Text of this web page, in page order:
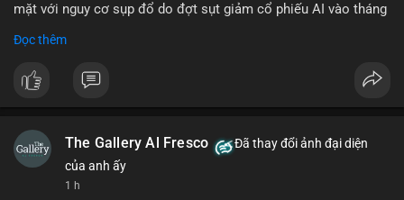
mặt với nguy cơ sụp đổ do đợt sụt giảm cổ phiếu AI vào tháng
• Sự trở lại này đánh dấu bước phục hồi đáng chú ý của quỹ
#cryptonews #investment #situationalawareness
$btc $eth
Đọc thêm
The Gallery Al Fresco
Đã thay đổi ảnh đại diện
của anh ấy
1 h